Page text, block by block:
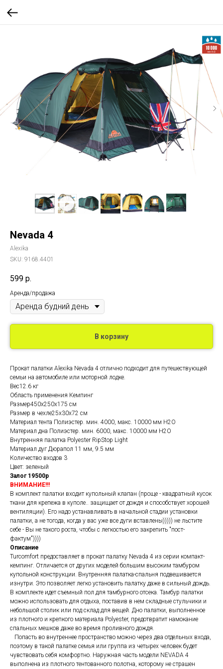
Nevada 4
Alexika
SKU: 9168.4401
599 р.
Аренда/продажа
В корзину
Прокат палатки Alexika Nevada 4 отлично подходит для путешествующей
семьи на автомобиле или моторной лодке.
Вес12.6 кг
Область применения Кемпинг
Размер450x250x175 см
Размер в чехле25х30х72 см
Материал тента Полиэстер. мин. 4000, макс. 10000 мм H2O
Материал дна Полиэстер. мин. 6000, макс. 10000 мм Н2О
Внутренняя палатка Polyester RipStop Light
Материал дуг Дюрапол 11 мм, 9.5 мм
Количество входов 3
Цвет: зеленый
Залог 19500р
ВНИМАНИЕ!!!
В комплект палатки входит купольный клапан (проще - квадратный кусок
ткани для крепежа в куполе.. защищает от дождя и способствует хорошей
вентиляции). Его надо устанавливать в начальной стадии установки
палатки, а не тогода, когда у вас уже все дуги вставлены))))) не льстите
себе - Вы не такого роста, чтобы с легкостью его закрепить "пост-
фактум"))))
Описание
Turcomfort предоставляет в прокат палатку Nevada 4 из серии компакт-
кемпинг. Отличается от других моделей большим высоким тамбуром
купольной конструкции. Внутренняя палатка-спальня подвешивается
изнутри. Это позволяет легко установить палатку даже в сильный дождь.
В комплекте идет съемный пол для тамбурного отсека. Тамбур палатки
можно использовать для отдыха, поставив в нем складные стульчики и
небольшой столик или под склад для вещей. Дно палатки, выполненное
из плотного и крепкого материала Polyester, предотвратит намокание
спальных мешков даже во время проливного дождя.
Попасть во внутреннее пространство можно через два отдельных входа,
поэтому в такой палатке семья или группа из четырех человек будет
чувствовать себя комфортно. Наружная часть модели NEVADA 4
выполнена из плотного тентованного полотна, которому не страшен